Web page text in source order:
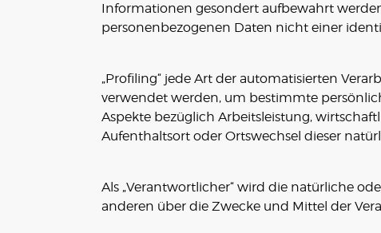
Informationen gesondert aufbewahrt
personenbezogenen Daten nicht einer
„Profiling“ jede Art der automatisierten
verwendet werden, um bestimmte
Aspekte bezüglich Arbeitsleistung,
Aufenthaltsort oder Ortswechsel dieser
Als „Verantwortlicher“ wird die natürliche
anderen über die Zwecke und Mittel der